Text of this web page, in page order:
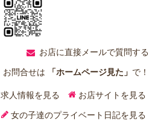
お店に直接メールで質問する
お問合せは
「ホームページ見た」 で！
求人情報を見る お店サイトを見る
女の子達のプライベート日記を見る